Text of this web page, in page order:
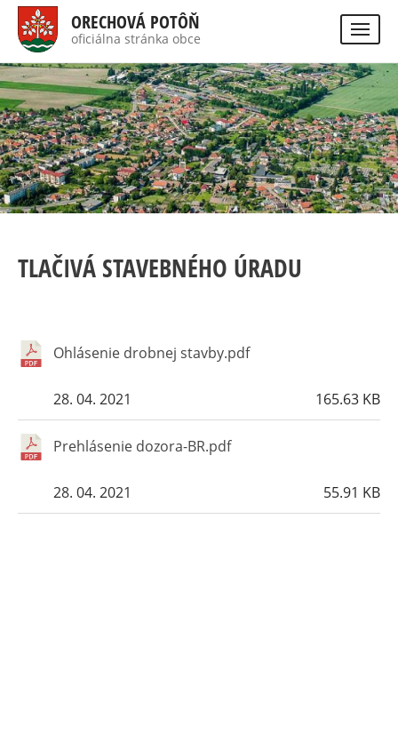
na
obsah
ORECHOVÁ POTÔŇ
oficiálna stránka obce
site
version
Hladať
TLAČIVÁ STAVEBNÉHO ÚRADU
Ohlásenie drobnej stavby.pdf
165.63 KB
28. 04. 2021
Prehlásenie dozora-BR.pdf
55.91 KB
28. 04. 2021